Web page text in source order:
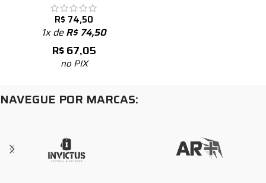
R$ 74,50
1x deR$74,50
R$67,05
no PIX
NAVEGUE POR MARCAS: